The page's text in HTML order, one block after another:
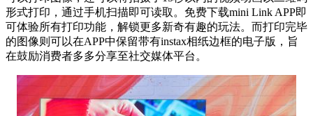
形式打印，通过手机扫描即可读取。免费下载mini Link APP即
可体验所有打印功能，解锁更多新奇有趣的玩法。而打印完毕
的图像则可以在APP中保留带有instax相纸边框的电子版，旨
在鼓励消费者多多分享至社交媒体平台。